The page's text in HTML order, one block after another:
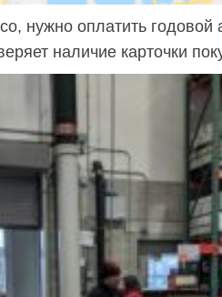
нужно оплатить
наличие карточки